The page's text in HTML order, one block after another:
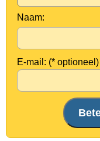
Naam:
E-mail: (* optioneel)